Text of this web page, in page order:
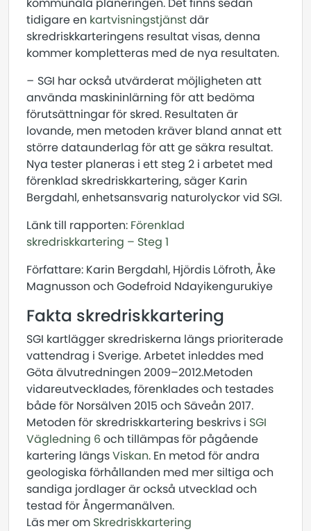
tidigare en kartvisningstjänstdär
skredriskkarteringens resultat visas, denna
kommer kompletteras med de nya resultaten.
– SGI har också utvärderat möjligheten att
använda maskininlärning för att bedöma
förutsättningar för skred. Resultaten är
lovande, men metoden kräver bland annat ett
större dataunderlag för att ge säkra resultat.
Nya tester planeras i ett steg 2 i arbetet med
förenklad skredriskkartering, säger Karin
Bergdahl, enhetsansvarig naturolyckor vid SGI.
Länk till rapporten: Förenklad
skredriskkartering – Steg 1
Författare: Karin Bergdahl, Hjördis Löfroth, Åke
Magnusson och Godefroid Ndayikengurukiye
Fakta skredriskkartering
SGI kartlägger skredriskerna längs prioriterade
vattendrag i Sverige. Arbetet inleddes med
Göta älvutredningen 2009–2012.Metoden
vidareutvecklades, förenklades och testades
både för Norsälven 2015 och Säveån 2017.
Metoden för skredriskkartering beskrivs i SGI
Vägledning 6och tillämpas för pågående
kartering längsViskan. En metod för andra
geologiska förhållanden med mer siltiga och
sandiga jordlager är också utvecklad och
testad för Ångermanälven.
Läs mer om Skredriskkartering